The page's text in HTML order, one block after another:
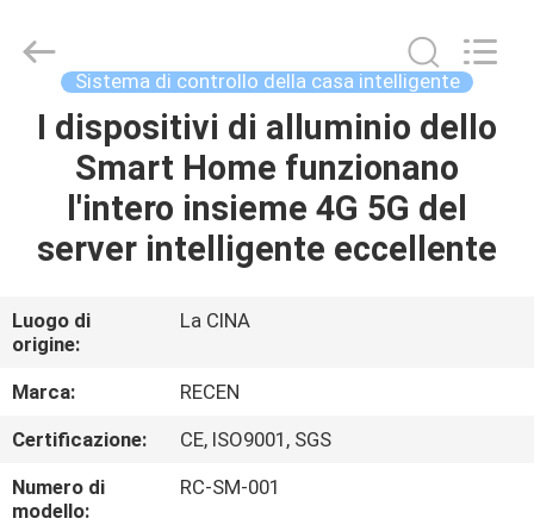
CASA
PRODOTTI
NOI
GIRO
DELLA
FABBRICA
Chengdu
Recen
Technology
Sistema di controllo della casa intelligente
I dispositivi di alluminio dello
Smart Home funzionano
l'intero insieme 4G 5G del
server intelligente eccellente
Luogo di
origine:
La CINA
Marca:
RECEN
Certificazione:
CE, ISO9001, SGS
Numero di
modello:
RC-SM-001